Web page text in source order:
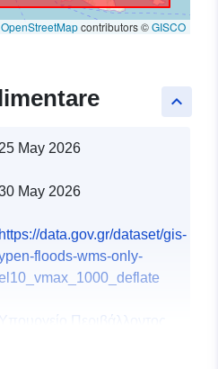
OpenStreetMapcontributors ©GISCO
keyboard_arrow_up
25 May 2026
May 2026
https://data.gov.gr/dataset/gis-
floods-wms-only-
Υπουργείο Περιβάλλοντος